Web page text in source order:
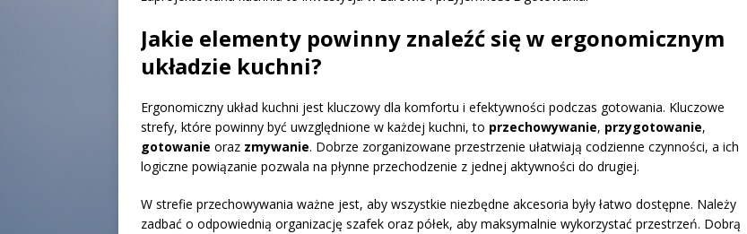
Jakie elementy powinny znaleźć się w ergonomicznym
układzie kuchni?
Ergonomiczny układ kuchni jest kluczowy dla komfortu i efektywności podczas gotowania. Kluczowe
strefy, które powinny być uwzględnione w każdej kuchni, to przechowywanie, przygotowanie,
gotowanie oraz zmywanie. Dobrze zorganizowane przestrzenie ułatwiają codzienne czynności, a ich
logiczne powiązanie pozwala na płynne przechodzenie z jednej aktywności do drugiej.
W strefie przechowywania ważne jest, aby wszystkie niezbędne akcesoria były łatwo dostępne. Należy
zadbać o odpowiednią organizację szafek oraz półek, aby maksymalnie wykorzystać przestrzeń. Dobrą